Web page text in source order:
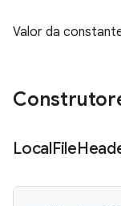
Valor da
LocalFile